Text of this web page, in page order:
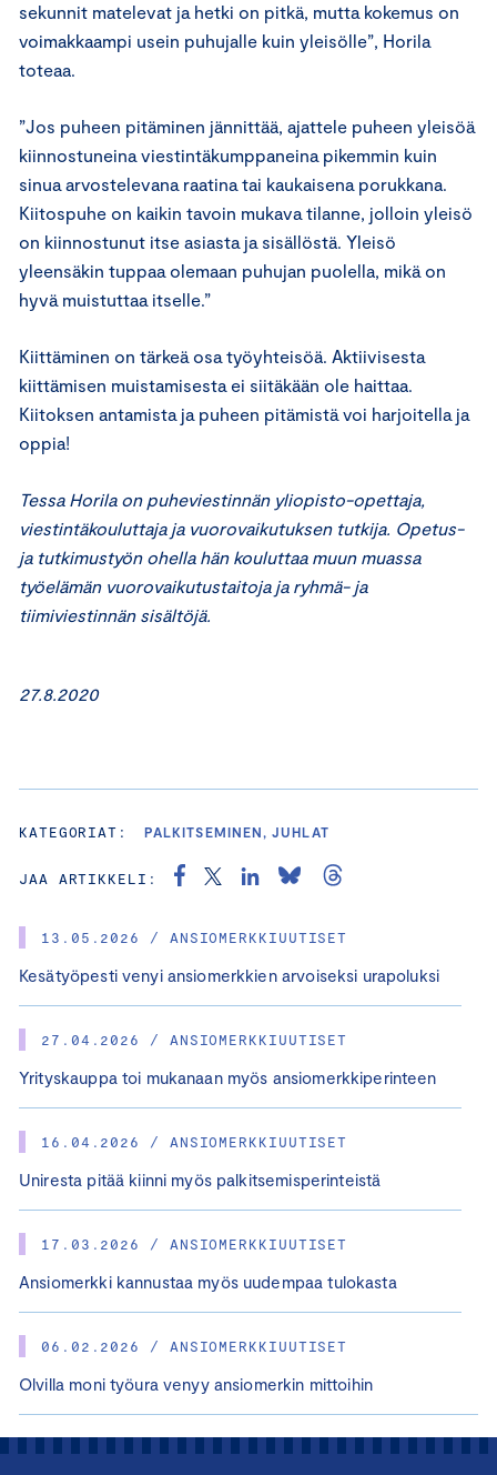
27.8.2020
KATEGORIAT: PALKITSEMINEN, JUHLAT
JAA ARTIKKELI:
13.05.2026 / ANSIOMERKKIUUTISET
Kesätyöpesti venyi ansiomerkkien arvoiseksi urapoluksi
27.04.2026 / ANSIOMERKKIUUTISET
Yrityskauppa toi mukanaan myös ansiomerkkiperinteen
16.04.2026 / ANSIOMERKKIUUTISET
Uniresta pitää kiinni myös palkitsemisperinteistä
17.03.2026 / ANSIOMERKKIUUTISET
Ansiomerkki kannustaa myös uudempaa tulokasta
06.02.2026 / ANSIOMERKKIUUTISET
Olvilla moni työura venyy ansiomerkin mittoihin
sekunnit matelevat ja hetki on pitkä, mutta kokemus on
voimakkaampi usein puhujalle kuin yleisölle”, Horila
toteaa.
”Jos puheen pitäminen jännittää, ajattele puheen yleisöä
kiinnostuneina viestintäkumppaneina pikemmin kuin
sinua arvostelevana raatina tai kaukaisena porukkana.
Kiitospuhe on kaikin tavoin mukava tilanne, jolloin yleisö
on kiinnostunut itse asiasta ja sisällöstä. Yleisö
yleensäkin tuppaa olemaan puhujan puolella, mikä on
hyvä muistuttaa itselle.”
Kiittäminen on tärkeä osa työyhteisöä. Aktiivisesta
kiittämisen muistamisesta ei siitäkään ole haittaa.
Kiitoksen antamista ja puheen pitämistä voi harjoitella ja
oppia!
Tessa Horila on puheviestinnän yliopisto-opettaja,
viestintäkouluttaja ja vuorovaikutuksen tutkija. Opetus-
ja tutkimustyön ohella hän kouluttaa muun muassa
työelämän vuorovaikutustaitoja ja ryhmä- ja
tiimiviestinnän sisältöjä.